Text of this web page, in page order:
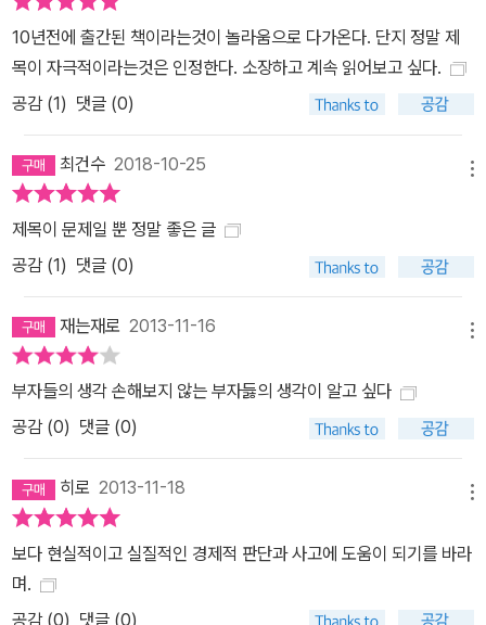
는다. 그래서 펀드 상품을 파는 금융회사들은 과거 실적을 대대적으
로 홍보하여 사람들의 착시 효과를 유도한다. 빌 밀러만 해도 2006
년 이후 3년 연속으로 시장 평균보다 낮은 수익률을 기록해 명성에
금이 가기 시작했다. “펀드 매니저나 애널리스트들의 예측 적중률은
평균 40퍼센트 정도에 불과합니다. 차라리 동전을 던지는 게 더 정확
하다는 말이죠.” 전문가들의 말을 믿을 수 없다면 원금 보장 상품에
투자하는 것은 어떨까? 그것이야말로 절대로 손해 보지 않는 확실한
투자법이 아닐까? 원금 보장 상품이 결국은 손해인 이유는 무엇일
까? 손실로 인한 마음의 고통이 이익으로 얻는 기쁨보다 두 배 더 강
엇이든 잃는 것을 싫어한다. 그래서 원금 보장 상품은 늘 인기가 많다.
결코 손해 보지 않는 안전한 투자의 대표 상품이기 때문이다. 그런데
하노 벡은 단호하게 말한다. “원금 보장 상품은 손해예요. 원금을 보
장 받기 위해 내야 하는 비용이 만만치 않기 때문이죠. 물론 상품 판매
자들은 그런 비용들을 교묘히 숨겨 사람들의 판단을 흐리게 만듭니
치 비 온 뒤 하늘이 개기 시작할 때 우산을 사는 것과 같다. 원금 보장
에 드는 비용과 수익을 포기하는 형식으로 고객들은 사실상 필요 없
는 보장을 받는 것이다. “만약 30~40대라면 재산 대부분을 채권이
나 부동산, 생명 보험에 묶어 두는 것은 절대 바람직하지 않아요. 계좌
를 너무 자주 확인하지 않을 자신이 있다면 공격적으로 투자하는 것
10년전에 출간된 책이라는것이 놀라움으로 다가온다. 단지 정말 제
목이 자극적이라는것은 인정한다. 소장하고 계속 읽어보고 싶다.
공감 (1) 댓글 (0)
최건수 2018-10-25
제목이 문제일 뿐 정말 좋은 글
공감 (1) 댓글 (0)
재는재로 2013-11-16
부자들의 생각 손해보지 않는 부자듫의 생각이 알고 싶다
공감 (0) 댓글 (0)
히로 2013-11-18
보다 현실적이고 실질적인 경제적 판단과 사고에 도움이 되기를 바라
며.
공감 (0) 댓글 (0)